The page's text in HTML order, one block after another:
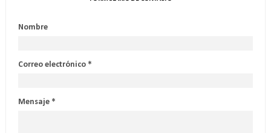
Nombre
Correo electrónico *
Mensaje *